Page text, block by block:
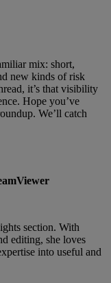
mix: short,
new kinds of risk
it’s that visibility
Hope you’ve
We’ll catch
section. With
editing, she loves
into useful and